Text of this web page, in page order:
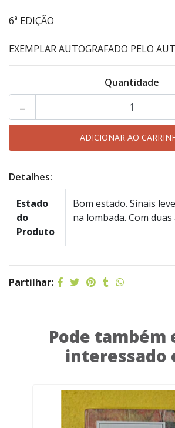
6ª EDIÇÃO
EXEMPLAR AUTOGRAFADO PELO
Quantidade
-
Detalhes:
Estado
do
Produto
Bom estado. Sinais
na lombada. Com
Partilhar:
Pode também
interessado